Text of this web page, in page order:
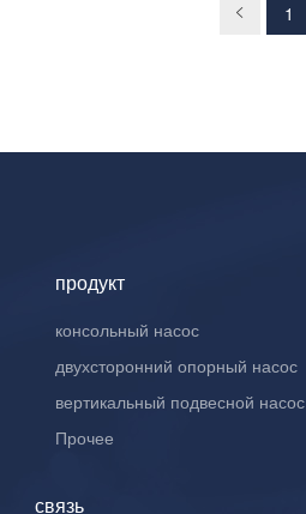
1
продукт
консольный насос
двухсторонний опорный насос
вертикальный подвесной насос
Прочее
связь